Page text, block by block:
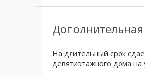
На длительный срок
девятиэтажного дома на